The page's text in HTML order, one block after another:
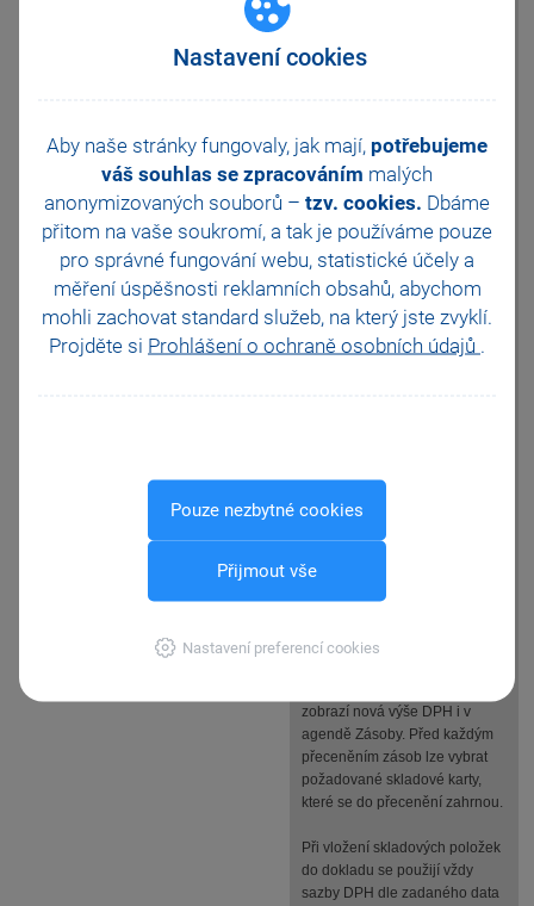
Nastavení cookies
Aby naše stránky fungovaly, jak mají, potřebujeme
váš souhlas se zpracováním malých
anonymizovaných souborů – tzv. cookies. Dbáme
přitom na vaše soukromí, a tak je používáme pouze
pro správné fungování webu, statistické účely a
měření úspěšnosti reklamních obsahů, abychom
mohli zachovat standard služeb, na který jste zvyklí.
Projděte si Prohlášení o ochraně osobních údajů .
Pouze nezbytné cookies
Přijmout vše
Nastavení preferencí cookies
lze použít pouze v případě, že
Kdy přepočet provést:
Nové sazby DPH v agendě
Zásoby v poli DPH nákup resp.
DPH prodej se zobrazí na
základě roku účetní jednotky, tj.
musí se jednat o nově
vytvořenou účetní jednotku pro
rok 2013 nebo o účetní
jednotku, která již účtuje na
automatickému přepočtu cen.
Tento přepočet musí být
nákupních cen... resp.
prodejních cen...
Přepočty cen musíte provést na
zobrazí nová výše DPH i v
agendě Zásoby. Před každým
přeceněním zásob lze vybrat
požadované skladové karty,
které se do přecenění zahrnou.
Při vložení skladových položek
do dokladu se použijí vždy
sazby DPH dle zadaného data